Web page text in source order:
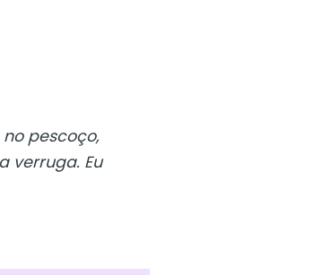
pescoço,
verruga. Eu